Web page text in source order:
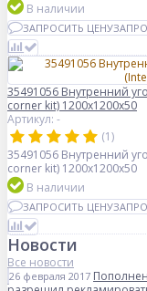
В наличии
ЗАПРОСИТЬ ЦЕНУ
35491056 Внутренний
corner kit) 1200x1200x50
Артикул: -
(1)
35491056 Внутренний
corner kit) 1200x1200x50
В наличии
ЗАПРОСИТЬ ЦЕНУ
Новости
Все новости
26 февраля 2017